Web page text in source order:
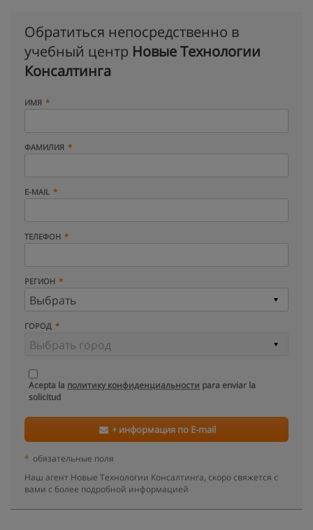
Обратиться непосредственно в
учебный центр Новые Технологии
Консалтинга
ИМЯ
ФАМИЛИЯ
E-MAIL
ТЕЛЕФОН
РЕГИОН
ГОРОД
Acepta la политику конфиденциальности para enviar la
solicitud
+ информация по E-mail
* обязательные поля
Наш агент Новые Технологии Консалтинга, скоро свяжется с
вами с более подробной информацией